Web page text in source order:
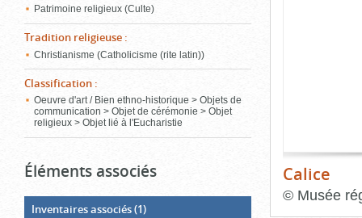
Patrimoine religieux (Culte)
Tradition religieuse :
Christianisme (Catholicisme (rite latin))
Classification :
Oeuvre d'art / Bien ethno-historique > Objets de
communication > Objet de cérémonie > Objet
religieux > Objet lié à l'Eucharistie
Éléments associés
Inventaires associés(1)
Calice
© Musée